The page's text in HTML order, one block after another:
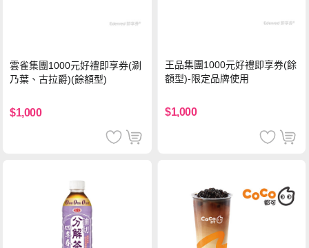
雲雀集團1000元好禮即享券(涮
乃葉、古拉爵)(餘額型)
$1,000
王品集團1000元好禮即享券(餘
額型)-限定品牌使用
$1,000